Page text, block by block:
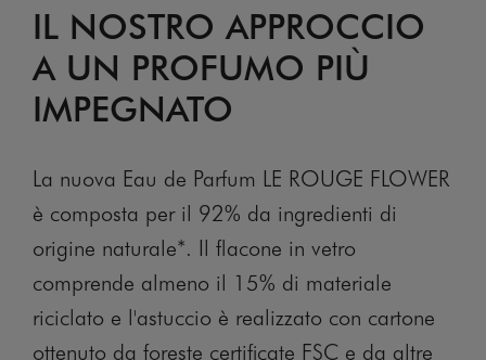
IL NOSTRO APPROCCIO
A UN PROFUMO PIÙ
IMPEGNATO
La nuova Eau de Parfum LE ROUGE FLOWER
è composta per il 92% da ingredienti di
origine naturale*. Il flacone in vetro
comprende almeno il 15% di materiale
riciclato e l'astuccio è realizzato con cartone
ottenuto da foreste certificate FSC e da altre